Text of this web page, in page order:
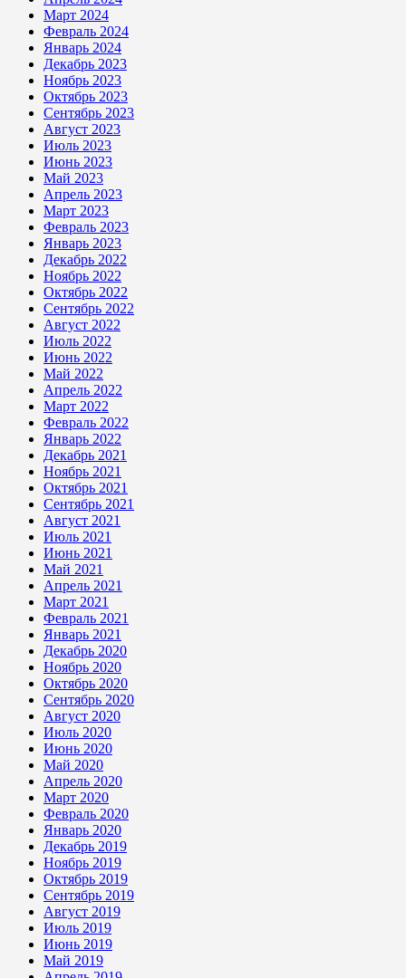
Март 2024
Февраль 2024
Январь 2024
Декабрь 2023
Ноябрь 2023
Октябрь 2023
Сентябрь 2023
Август 2023
Июль 2023
Июнь 2023
Май 2023
Апрель 2023
Март 2023
Февраль 2023
Январь 2023
Декабрь 2022
Ноябрь 2022
Октябрь 2022
Сентябрь 2022
Август 2022
Июль 2022
Июнь 2022
Май 2022
Апрель 2022
Март 2022
Февраль 2022
Январь 2022
Декабрь 2021
Ноябрь 2021
Октябрь 2021
Сентябрь 2021
Август 2021
Июль 2021
Июнь 2021
Май 2021
Апрель 2021
Март 2021
Февраль 2021
Январь 2021
Декабрь 2020
Ноябрь 2020
Октябрь 2020
Сентябрь 2020
Август 2020
Июль 2020
Июнь 2020
Май 2020
Апрель 2020
Март 2020
Февраль 2020
Январь 2020
Декабрь 2019
Ноябрь 2019
Октябрь 2019
Сентябрь 2019
Август 2019
Июль 2019
Июнь 2019
Май 2019